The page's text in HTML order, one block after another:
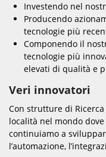
Investendo nel
Producendo
tecnologie più
Componendo il
tecnologie più
elevati di qualità e
Veri innovatori
Con strutture di
località nel mondo
continuiamo a
l’automazione,